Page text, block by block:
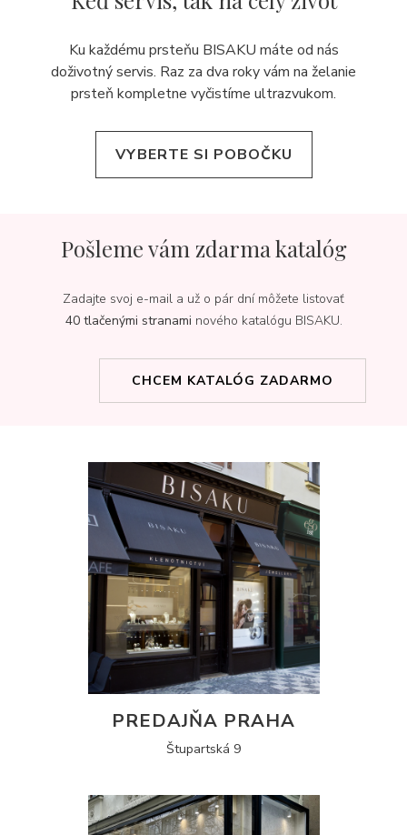
Ku každému prsteňu BISAKU máte od nás
doživotný servis. Raz za dva roky vám na želanie
prsteň kompletne vyčistíme ultrazvukom.
VYBERTE SI POBOČKU
Pošleme vám zdarma katalóg
Zadajte svoj e-mail a už o pár dní môžete listovať
40 tlačenými stranami nového katalógu BISAKU.
CHCEM KATALÓG ZADARMO
PREDAJŇA PRAHA
Štupartská 9